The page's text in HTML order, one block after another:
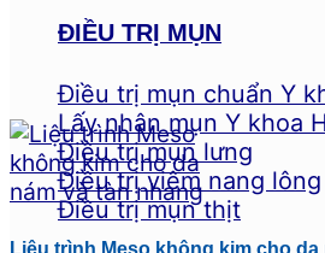
ĐIỀU TRỊ MỤN
Điều trị mụn chuẩn Y
Lấy nhân mụn Y khoa
Điều trị mụn lưng
Điều trị viêm nang lông
Điều trị mụn thịt
Liệu trình Meso không kim cho da